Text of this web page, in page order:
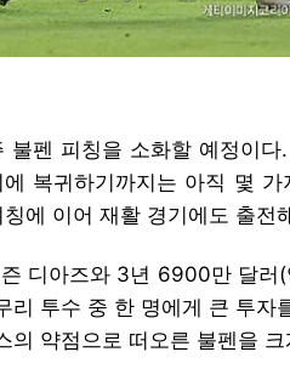
불펜 피칭을 소화할 예정이
복귀하기까지는 아직 몇
에 이어 재활 경기에도 출전
디아즈와 3년 6900만 달러
리 투수 중 한 명에게 큰 투자
의 약점으로 떠오른 불펜을